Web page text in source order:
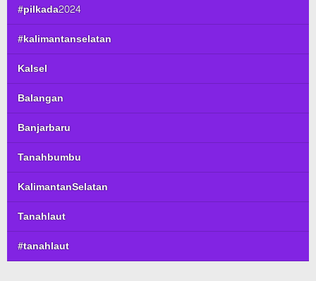
#pilkada2024
#kalimantanselatan
Kalsel
Balangan
Banjarbaru
Tanahbumbu
KalimantanSelatan
Tanahlaut
#tanahlaut